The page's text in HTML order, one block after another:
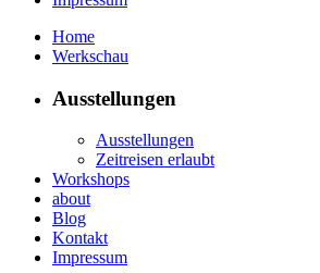
Home
Werkschau
Ausstellungen
Ausstellungen
Zeitreisen erlaubt
Workshops
about
Blog
Kontakt
Impressum